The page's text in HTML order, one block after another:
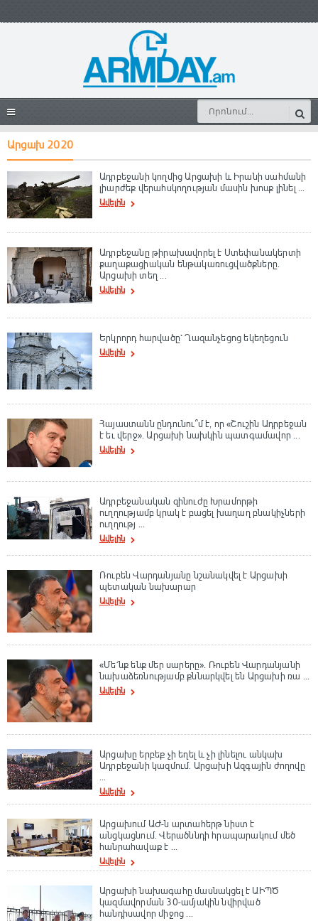
Արցախ 2020
Ադրբեջանի կողմից Արցախի և Իրանի սահմանի
լիարժեք վերահսկողության մասին խոսք լինել ...
Ավելին
Ադրբեջանը թիրախավորել է Ստեփանակերտի
քաղաքացիական ենթակառուցվածքները.
Արցախի տեղ ...
Ավելին
Երկրորդ հարվածը՝ Ղազանչեցոց եկեղեցուն
Ավելին
Հայաստանն ընդունու՞մ է, որ «Շուշին Ադրբեջան
է եւ վերջ». Արցախի նախկին պատգամավոր ...
Ավելին
Ադրբեջանական զինուժը Խրամորթի
ուղղությամբ կրակ է բացել խաղաղ բնակիչների
ուղղությ ...
Ավելին
Ռուբեն Վարդանյանը նշանակվել է Արցախի
պետական նախարար
Ավելին
«Մե՛նք ենք մեր սարերը». Ռուբեն Վարդանյանի
նախաձեռնությամբ քննարկվել են Արցախի ռա ...
Ավելին
Արցախը երբեք չի եղել և չի լինելու անկախ
Ադրբեջանի կազմում. Արցախի Ազգային ժողովը
...
Ավելին
Արցախում ԱԺ-ն արտահերթ նիստ է
անցկացնում. Վերածննդի հրապարակում մեծ
հանրահավաք է ...
Ավելին
Արցախի նախագահը մասնակցել է ԱԻՊԾ
կազմավորման 30-ամյակին նվիրված
հանդիսավոր միջոց ...